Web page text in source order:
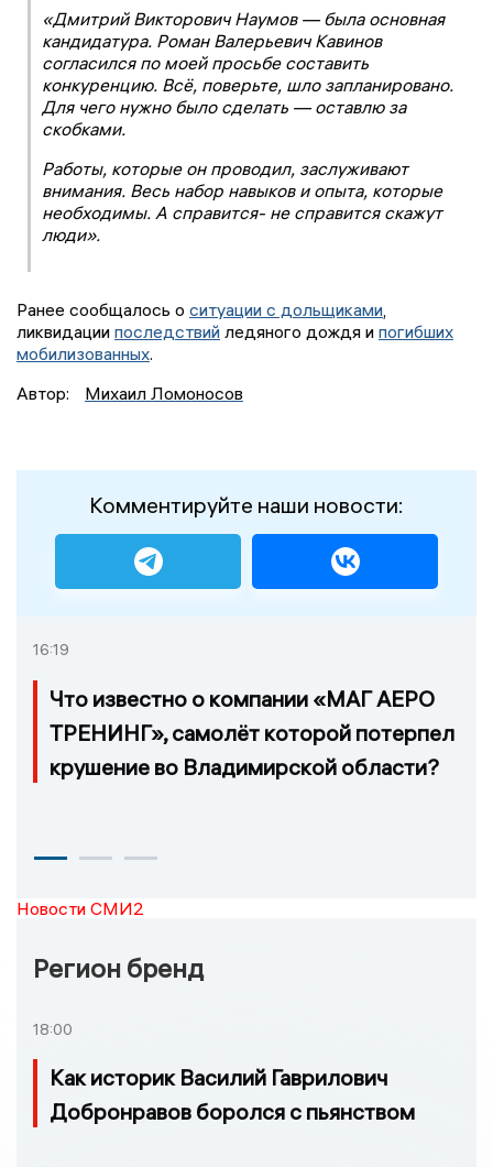
«Дмитрий Викторович Наумов — была основная
кандидатура. Роман Валерьевич Кавинов
согласился по моей просьбе составить
конкуренцию. Всё, поверьте, шло запланировано.
Для чего нужно было сделать — оставлю за
скобками.
Работы, которые он проводил, заслуживают
внимания. Весь набор навыков и опыта, которые
необходимы. А справится- не справится скажут
люди».
Ранее сообщалось о ситуации с дольщиками
ликвидации последствий ледяного дождя и погибших
мобилизованных.
Автор:
Михаил Ломоносов
Комментируйте наши новости:
16:19
Что известно о компании «МАГ АЕРО
ТРЕНИНГ», самолёт которой потерпел
крушение во Владимирской области?
Новости СМИ2
Регион бренд
18:00
Как историк Василий Гаврилович
Добронравов боролся с пьянством